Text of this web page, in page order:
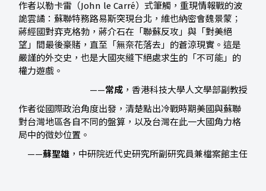
作者以勒卡雷（John le Carré）式筆觸，重現情報戰的波
詭雲譎：蘇聯特務路易斯突現台北，維也納密會魏景蒙；
蔣經國對弈克格勃，蔣介石在「聯蘇反攻」與「對美絕
望」間最後豪賭，直至「無奈花落去」的蒼涼現實。這是
嚴謹的外交史，也是大國夾縫下絕處求生的「不可能」的
權力遊戲。
——常成 ，香港科技大學人文學部副教授
作者從國際政治角度出發，清楚點出冷戰時期美國與蘇聯
對台灣地區各自不同的盤算，以及台灣在此一大國角力格
局中的微妙位置。
——蘇聖雄 ，中研院近代史研究所副研究員兼檔案館主任